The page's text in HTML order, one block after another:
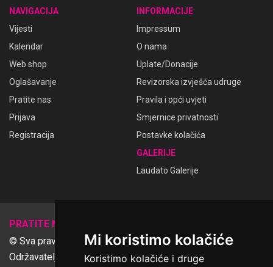
Mi koristimo kolačiće
Koristimo kolačiće i druge
NAVIGACIJA
Vijesti
Kalendar
Web shop
Oglašavanje
Pratite nas
Prijava
Registracija
INFORMACIJE
Impressum
O nama
Uplate/Donacije
Revizorska izvješća udruge
Pravila i opći uvjeti
Smjernice privatnosti
Postavke kolačića
GALERIJE
Laudato Galerije
PRATITE NAS
© Sva prava pridržana Udruga Ime dobrote
Održavatelj Netcom d.o.o., Riva 6, Rijeka